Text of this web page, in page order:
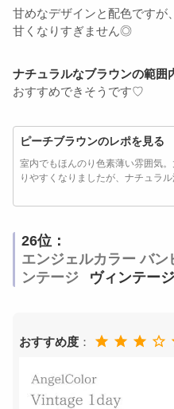
甘めなデザインと配色ですが
甘くなりすぎません◎
ナチュラルなブラウンの範囲
おすすめできそうです♡
ピーチブラウンのレポを見る
室内でもほんのり色素薄い雰囲気
りやすくなりましたが、ナチュラ
26位：
エンジェルカラー バ
ンテージ
ヴィンテー
おすすめ度 ：